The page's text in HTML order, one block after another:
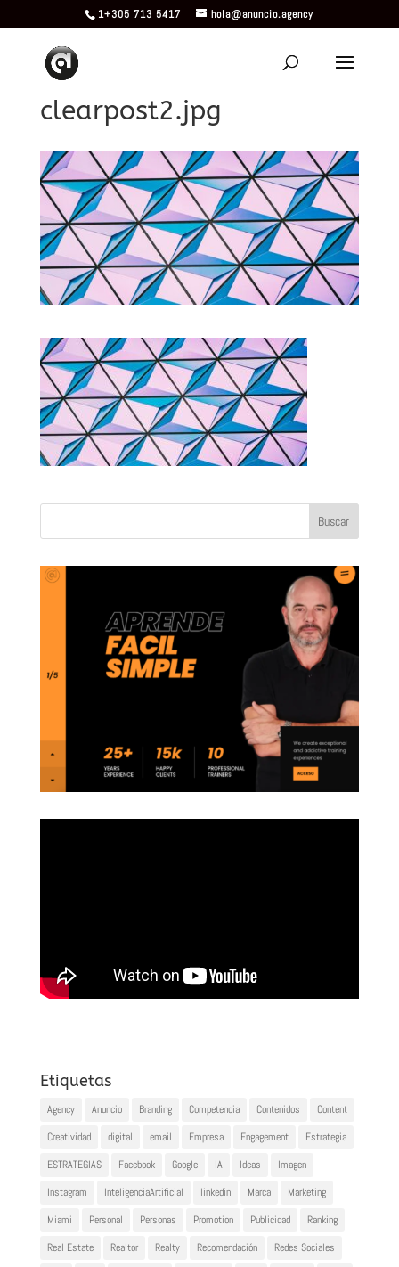
1+305 713 5417 hola@anuncio.agency
clearpost2.jpg
Etiquetas
Agency Anuncio Branding Competencia Contenidos
Content
Creatividad
digital email Empresa Engagement
Estrategia
ESTRATEGIAS
Facebook Google IA Ideas
Imagen
Instagram
InteligenciaArtificial linkedin Marca
Marketing
Miami
Personal Personas Promotion Publicidad
Ranking
Real Estate
Realtor Realty Recomendación
Redes Sociales